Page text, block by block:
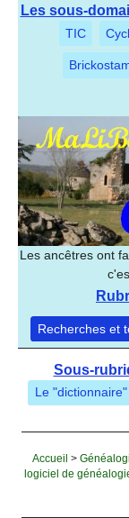
Les sous-
TIC
Les ancêtres ont
Recherches et
Sous-
Le
Accueil >
logiciel de